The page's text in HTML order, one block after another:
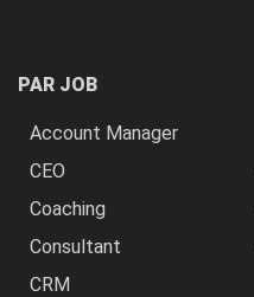
PAR JOB
Account Manager
CEO
Coaching
Consultant
CRM